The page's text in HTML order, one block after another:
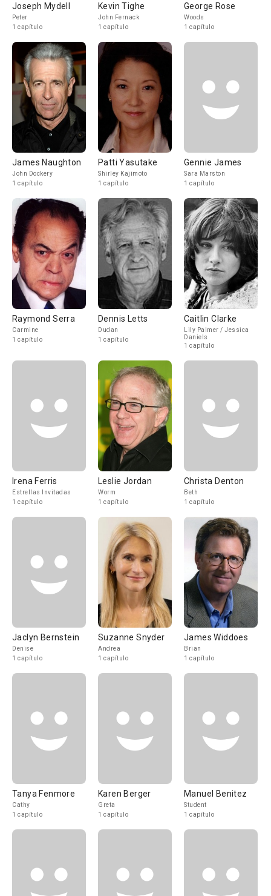
Joseph Mydell
Peter
1 capítulo
Kevin Tighe
John Fernack
1 capítulo
George Rose
Woods
1 capítulo
James Naughton
John Dockery
1 capítulo
Patti Yasutake
Shirley Kajimoto
1 capítulo
Gennie James
Sara Marston
1 capítulo
Raymond Serra
Carmine
1 capítulo
Dennis Letts
Dudan
1 capítulo
Caitlin Clarke
Lily Palmer / Jessica
Daniels
1 capítulo
Irena Ferris
Estrellas Invitadas
1 capítulo
Leslie Jordan
Worm
1 capítulo
Christa Denton
Beth
1 capítulo
Jaclyn Bernstein
Denise
1 capítulo
Suzanne Snyder
Andrea
1 capítulo
James Widdoes
Brian
1 capítulo
Tanya Fenmore
Cathy
1 capítulo
Karen Berger
Greta
1 capítulo
Manuel Benitez
Student
1 capítulo